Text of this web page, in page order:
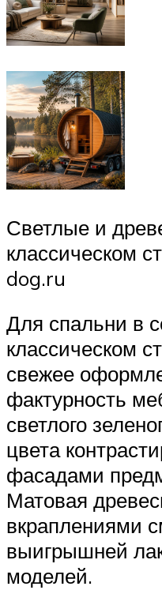
Светлые и
классическом
dog.ru
Для спальни в
классическом
свежее
фактурность
светлого
цвета
фасадами
Матовая
вкраплениями
выигрышней
моделей.